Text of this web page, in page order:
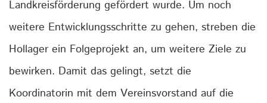
Landkreisförderung gefördert wurde. Um noch
weitere Entwicklungsschritte zu gehen, streben die
Hollager ein Folgeprojekt an, um weitere Ziele zu
bewirken. Damit das gelingt, setzt die
Koordinatorin mit dem Vereinsvorstand auf die